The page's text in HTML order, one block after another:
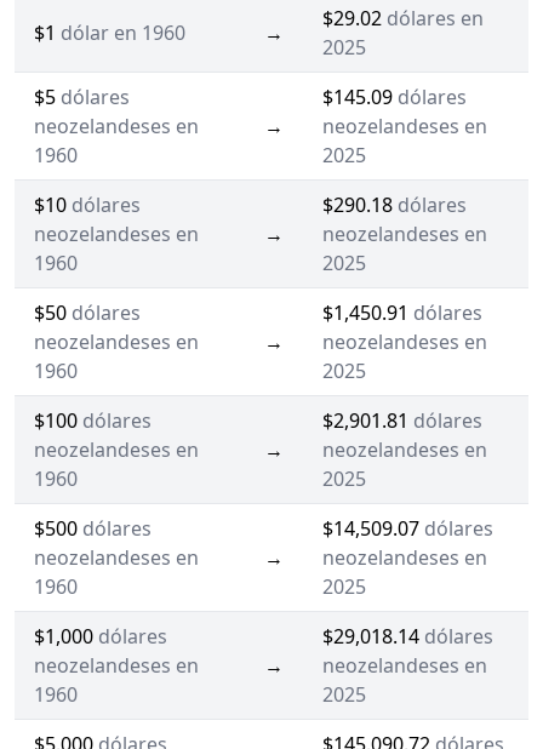
$1 dólar en 1960 →
$29.02 dólares en
2025
$5 dólares
neozelandeses en
1960
→
$145.09 dólares
neozelandeses en
2025
$10 dólares
neozelandeses en
1960
→
$290.18 dólares
neozelandeses en
2025
$50 dólares
neozelandeses en
1960
→
$1,450.91 dólares
neozelandeses en
2025
$100 dólares
neozelandeses en
1960
→
$2,901.81 dólares
neozelandeses en
2025
$500 dólares
neozelandeses en
1960
→
$14,509.07 dólares
neozelandeses en
2025
$1,000 dólares
neozelandeses en
1960
→
$29,018.14 dólares
neozelandeses en
2025